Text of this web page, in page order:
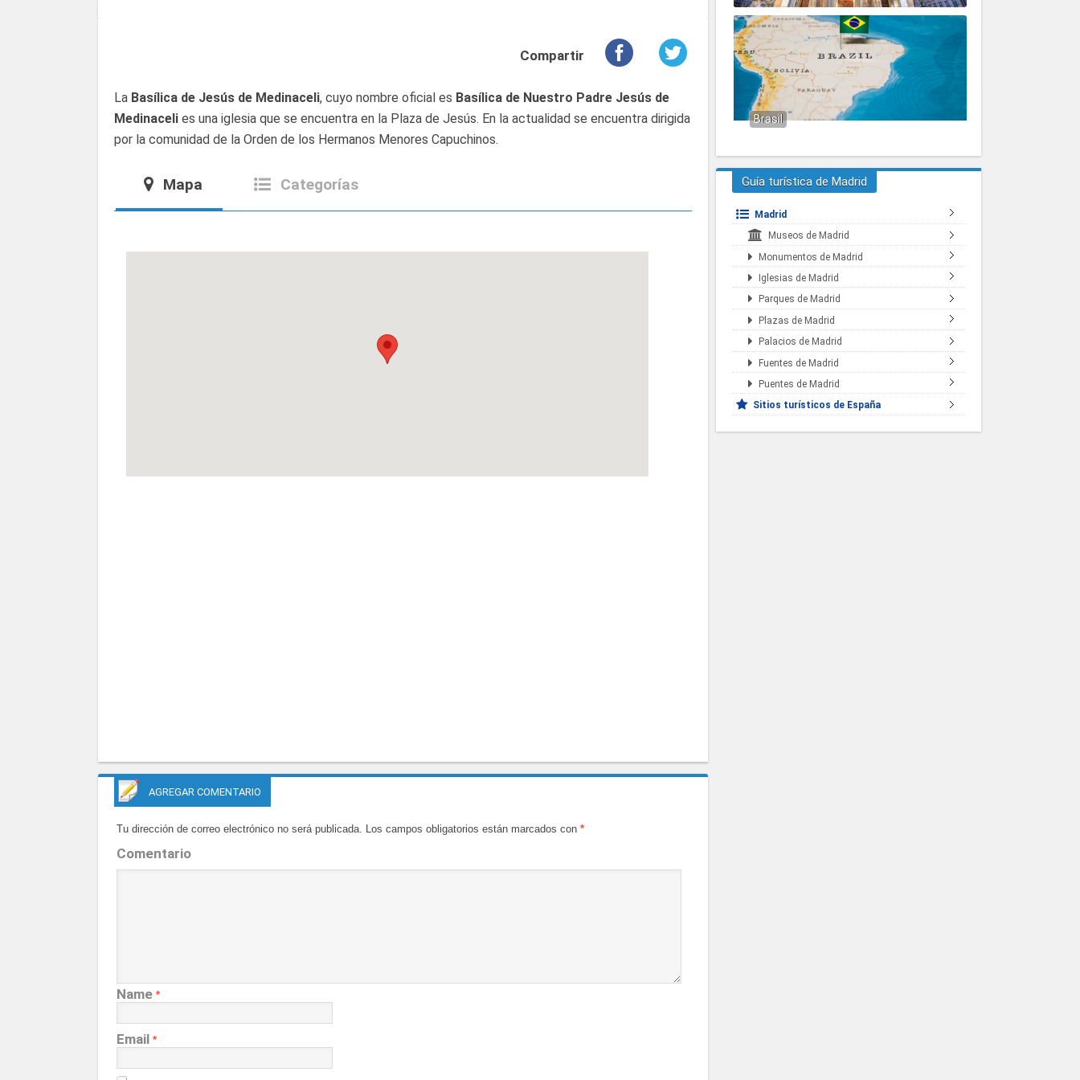
Compartir
La Basílica de Jesús de Medinaceli, cuyo nombre oficial es Basílica de Nuestro Padre Jesús de
Medinaceli es una iglesia que se encuentra en la Plaza de Jesús. En la actualidad se encuentra dirigida
por la comunidad de la Orden de los Hermanos Menores Capuchinos.
Mapa Categorías
AGREGAR COMENTARIO
Tu dirección de correo electrónico no será publicada. Los campos obligatorios están marcados con *
Comentario
Name *
Email *
Brasil
Guía turística de Madrid
Madrid
Museos de Madrid
Monumentos de Madrid
Iglesias de Madrid
Parques de Madrid
Plazas de Madrid
Palacios de Madrid
Fuentes de Madrid
Puentes de Madrid
Sitios turísticos de España